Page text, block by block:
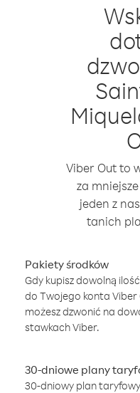
Viber Out to
za
jeden z
tanich
Pakiety środków
Gdy kupisz dowolną
do Twojego konta Viber
możesz dzwonić na
stawkach Viber.
30-dniowe plany
30-dniowy plan